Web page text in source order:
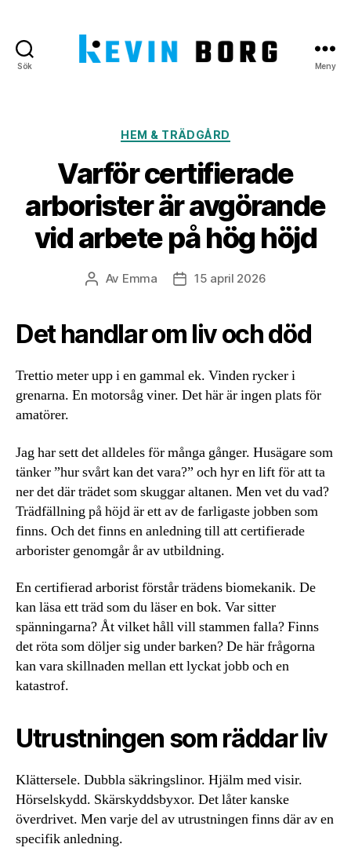
Sök Meny
Kategorier
HEM & TRÄDGÅRD
Varför certifierade
arborister är avgörande
vid arbete på hög höjd
Inläggsförfattare
Av Emma Inläggsdatum
15 april 2026
Det handlar om liv och död
Trettio meter upp i en gammal ek. Vinden rycker i
grenarna. En motorsåg viner. Det här är ingen plats för
amatörer.
Jag har sett det alldeles för många gånger. Husägare som
tänker ”hur svårt kan det vara?” och hyr en lift för att ta
ner det där trädet som skuggar altanen. Men vet du vad?
Trädfällning på höjd är ett av de farligaste jobben som
finns. Och det finns en anledning till att certifierade
arborister genomgår år av utbildning.
En certifierad arborist förstår trädens biomekanik. De
kan läsa ett träd som du läser en bok. Var sitter
spänningarna? Åt vilket håll vill stammen falla? Finns
det röta som döljer sig under barken? De här frågorna
kan vara skillnaden mellan ett lyckat jobb och en
katastrof.
Utrustningen som räddar liv
Klättersele. Dubbla säkringslinor. Hjälm med visir.
Hörselskydd. Skärskyddsbyxor. Det låter kanske
överdrivet. Men varje del av utrustningen finns där av en
specifik anledning.